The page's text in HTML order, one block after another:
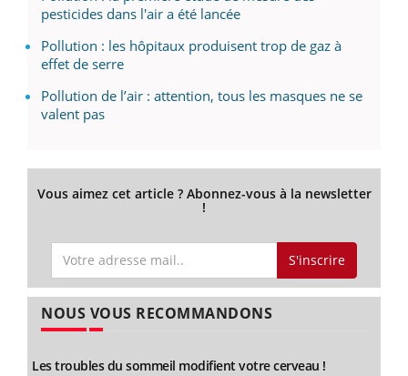
pesticides dans l'air a été lancée
Pollution : les hôpitaux produisent trop de gaz à
effet de serre
Pollution de l’air : attention, tous les masques ne se
valent pas
Vous aimez cet article ? Abonnez-vous à la newsletter
!
S'inscrire
NOUS VOUS RECOMMANDONS
Les troubles du sommeil modifient votre cerveau !